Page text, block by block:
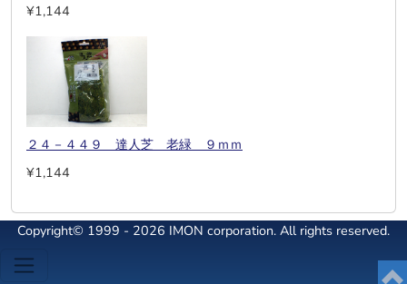
¥1,144
２４－４４９ 達人芝 老緑 ９ｍｍ
¥1,144
Copyright© 1999 - 2026 IMON corporation. All rights reserved.